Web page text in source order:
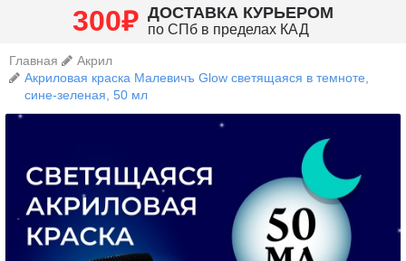
300₽ ДОСТАВКА КУРЬЕРОМ
по СПб в пределах КАД
Главная
Акрил
Акриловая краска Малевичъ Glow светящаяся в темноте,
сине-зеленая, 50 мл